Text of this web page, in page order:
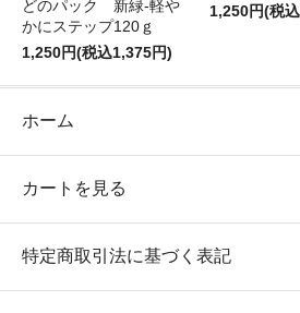
どのパック 新緑-軽や
かにステップ120ｇ
1,250円(税込1,375円)
1,250円(税
ホーム
カートを見る
特定商取引法に基づく表記